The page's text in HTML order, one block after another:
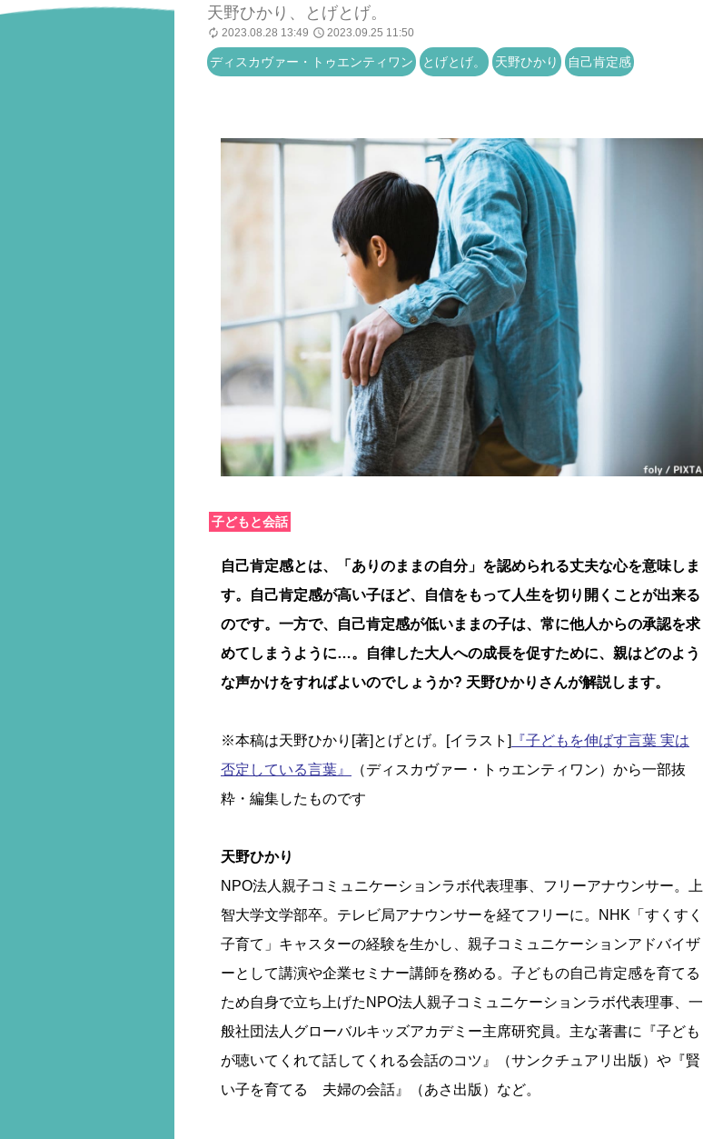
天野ひかり、とげとげ。
2023.08.28 13:49 2023.09.25 11:50
ディスカヴァー・トゥエンティワン とげとげ。 天野ひかり 自己肯定感
子どもと会話
自己肯定感とは、「ありのままの自分」を認められる丈夫な心を意味しま
す。自己肯定感が高い子ほど、自信をもって人生を切り開くことが出来る
のです。一方で、自己肯定感が低いままの子は、常に他人からの承認を求
めてしまうように…。自律した大人への成長を促すために、親はどのよう
な声かけをすればよいのでしょうか? 天野ひかりさんが解説します。
※本稿は天野ひかり[著]とげとげ。[イラスト] 『子どもを伸ばす言葉 実は
否定している言葉』
（ディスカヴァー・トゥエンティワン）から一部抜
粋・編集したものです
天野ひかり
NPO法人親子コミュニケーションラボ代表理事、フリーアナウンサー。上
智大学文学部卒。テレビ局アナウンサーを経てフリーに。NHK「すくすく
子育て」キャスターの経験を生かし、親子コミュニケーションアドバイザ
ーとして講演や企業セミナー講師を務める。子どもの自己肯定感を育てる
ため自身で立ち上げたNPO法人親子コミュニケーションラボ代表理事、一
般社団法人グローバルキッズアカデミー主席研究員。主な著書に『子ども
が聴いてくれて話してくれる会話のコツ』（サンクチュアリ出版）や『賢
い子を育てる 夫婦の会話』（あさ出版）など。